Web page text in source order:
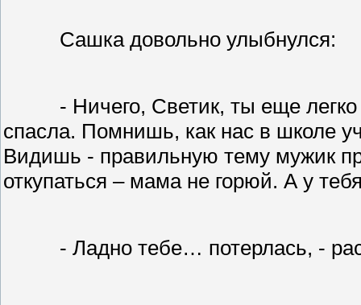
Сашка довольно улыбнулся:
- Ничего, Светик, ты еще
спасла. Помнишь, как нас в школе
Видишь - правильную тему мужик
откупаться – мама не горюй. А у
- Ладно тебе… потерлась, -